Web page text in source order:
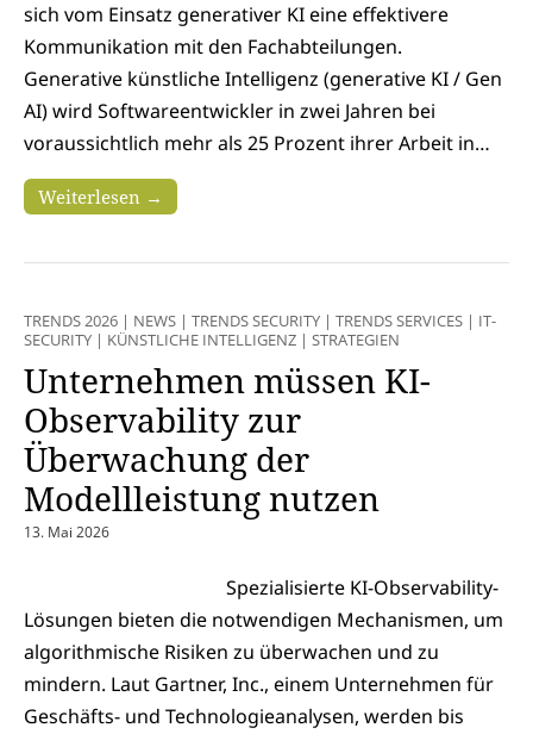
sich vom Einsatz generativer KI eine effektivere
Kommunikation mit den Fachabteilungen.
Generative künstliche Intelligenz (generative KI / Gen
AI) wird Softwareentwickler in zwei Jahren bei
voraussichtlich mehr als 25 Prozent ihrer Arbeit in…
Weiterlesen →
TRENDS 2026 | NEWS | TRENDS SECURITY | TRENDS SERVICES | IT-
SECURITY | KÜNSTLICHE INTELLIGENZ | STRATEGIEN
Unternehmen müssen KI-
Observability zur
Überwachung der
Modellleistung nutzen
13. Mai 2026
Spezialisierte KI-Observability-
Lösungen bieten die notwendigen Mechanismen, um
algorithmische Risiken zu überwachen und zu
mindern. Laut Gartner, Inc., einem Unternehmen für
Geschäfts- und Technologieanalysen, werden bis